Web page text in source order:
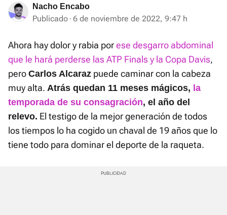
Nacho Encabo
Publicado 6 de noviembre de 2022, 9:47 h
Ahora hay dolor y rabia porese desgarro abdominal
que le hará perderse las ATP Finals y la Copa Davis,
pero Carlos Alcaraz puede caminar con la cabeza
muy alta. Atrás quedan 11 meses mágicos, la
temporada de su consagración, el año del
relevo. El testigo de la mejor generación de todos
los tiempos lo ha cogido un chaval de 19 años que lo
tiene todo para dominar el deporte de la raqueta.